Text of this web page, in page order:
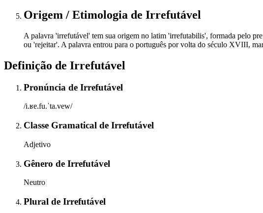
Origem / Etimologia de Irrefutável
A palavra 'irrefutável' tem sua origem no latim 'irrefutabilis', formada pelo
ou 'rejeitar'. A palavra entrou para o português por volta do século XVIII,
Definição de Irrefutável
Pronúncia de Irrefutável
/i.ʁe.fu.ˈta.vew/
Classe Gramatical de Irrefutável
Adjetivo
Gênero de Irrefutável
Neutro
Plural de Irrefutável